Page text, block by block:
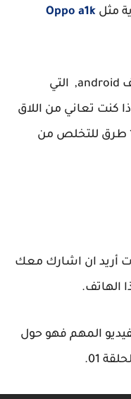
Oppo a1k
ويعتبر هاتف أوبو إي 12, أحد هواتف android, التي
من اللاق
إليك 10 طرق للتخلص من
ان اشارك معك
فهو حول